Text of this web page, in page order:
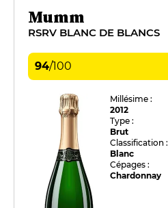
Mumm
RSRV BLANC DE BLANCS
94/100
Millésime :
2012
Type :
Brut
Classification :
Blanc
Cépages :
Chardonnay